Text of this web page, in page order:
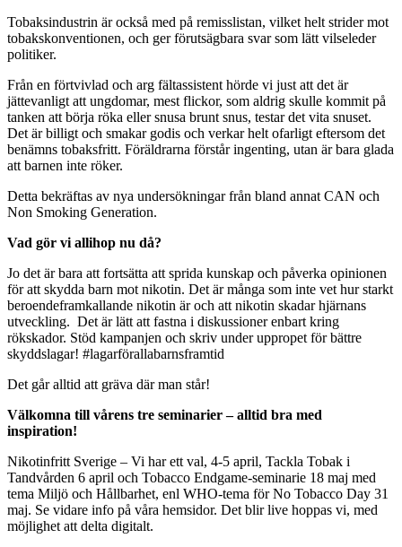
Tobaksindustrin är också med på remisslistan, vilket helt strider mot
tobakskonventionen, och ger förutsägbara svar som lätt vilseleder
politiker.
Från en förtvivlad och arg fältassistent hörde vi just att det är
jättevanligt att ungdomar, mest flickor, som aldrig skulle kommit på
tanken att börja röka eller snusa brunt snus, testar det vita snuset.
Det är billigt och smakar godis och verkar helt ofarligt eftersom det
benämns tobaksfritt. Föräldrarna förstår ingenting, utan är bara glada
att barnen inte röker.
Detta bekräftas av nya undersökningar från bland annat CAN och
Non Smoking Generation.
Vad gör vi allihop nu då?
Jo det är bara att fortsätta att sprida kunskap och påverka opinionen
för att skydda barn mot nikotin. Det är många som inte vet hur starkt
beroendeframkallande nikotin är och att nikotin skadar hjärnans
utveckling. Det är lätt att fastna i diskussioner enbart kring
rökskador. Stöd kampanjen och skriv under uppropet för bättre
skyddslagar! #lagarförallabarnsframtid
Det går alltid att gräva där man står!
Välkomna till vårens tre seminarier – alltid bra med
inspiration!
Nikotinfritt Sverige – Vi har ett val, 4-5 april, Tackla Tobak i
Tandvården 6 april och Tobacco Endgame-seminarie 18 maj med
tema Miljö och Hållbarhet, enl WHO-tema för No Tobacco Day 31
maj. Se vidare info på våra hemsidor. Det blir live hoppas vi, med
möjlighet att delta digitalt.